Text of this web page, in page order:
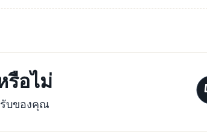
รือไม่
รับของคุณ